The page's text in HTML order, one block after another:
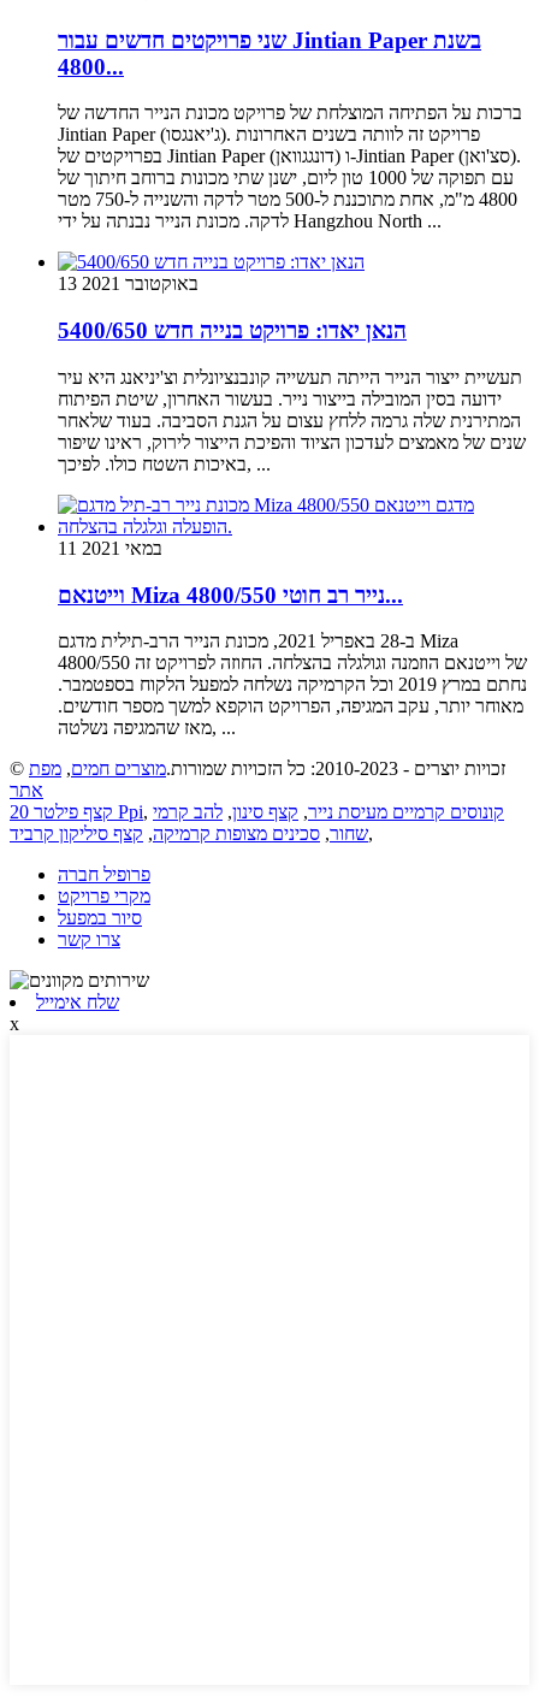
שני פרויקטים חדשים עבור Jintian Paper בשנת
4800...
ברכות על הפתיחה המוצלחת של פרויקט מכונת הנייר החדשה של
Jintian Paper (ג'יאנגסו). פרויקט זה לוותה בשנים האחרונות
בפרויקטים של Jintian Paper (דונגגוואן) ו-Jintian Paper (סצ'ואן).
עם תפוקה של 1000 טון ליום, ישנן שתי מכונות ברוחב חיתוך של
4800 מ"מ, אחת מתוכננת ל-500 מטר לדקה והשנייה ל-750 מטר
לדקה. מכונת הנייר נבנתה על ידי Hangzhou North ...
13 באוקטובר 2021
הנאן יאדו: פרויקט בנייה חדש 5400/650
תעשיית ייצור הנייר הייתה תעשייה קונבנציונלית וצ'יניאנג היא עיר
ידועה בסין המובילה בייצור נייר. בעשור האחרון, שיטת הפיתוח
המתירנית שלה גרמה ללחץ עצום על הגנת הסביבה. בעוד שלאחר
שנים של מאמצים לעדכון הציוד והפיכת הייצור לירוק, ראינו שיפור
באיכות השטח כולו. לפיכך, ...
11 במאי 2021
וייטנאם Miza 4800/550 נייר רב חוטי...
ב-28 באפריל 2021, מכונת הנייר הרב-תילית מדגם Miza
4800/550 של וייטנאם הוזמנה וגולגלה בהצלחה. החוזה לפרויקט זה
נחתם במרץ 2019 וכל הקרמיקה נשלחה למפעל הלקוח בספטמבר.
מאוחר יותר, עקב המגיפה, הפרויקט הוקפא למשך מספר חודשים.
מאז שהמגיפה נשלטה, ...
© זכויות יוצרים - 2010-2023: כל הזכויות שמורות.
מוצרים חמים, מפת
אתר
קצף פילטר 20 Ppi, קונוסים קרמיים מעיסת נייר, קצף סינון, להב קרמי
שחור, סכינים מצופות קרמיקה, קצף סיליקון קרביד
,
פרופיל חברה
מקרי פרויקט
סיור במפעל
צרו קשר
שלח אימייל
x